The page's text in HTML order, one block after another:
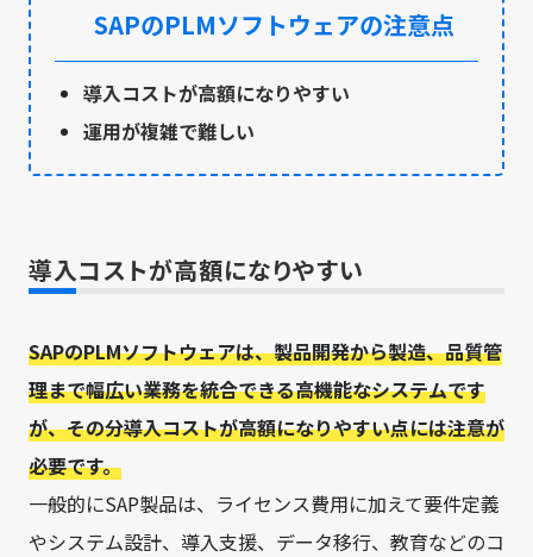
SAPのPLMソフトウェアの注意点
導入コストが高額になりやすい
運用が複雑で難しい
導入コストが高額になりやすい
SAPのPLMソフトウェアは、製品開発から製造、品質管
理まで幅広い業務を統合できる高機能なシステムです
が、その分導入コストが高額になりやすい点には注意が
必要です。
一般的にSAP製品は、ライセンス費用に加えて要件定義
やシステム設計、導入支援、データ移行、教育などのコ